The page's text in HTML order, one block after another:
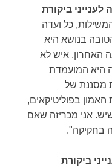
לענייני ביקורת
כל ועדה
בנושא היא
האחרון. איש לא
היא המועמדת
מסננת של
בפוליטיקאים,
אני מכריזה שאם
בחקיקה".
ביקורת